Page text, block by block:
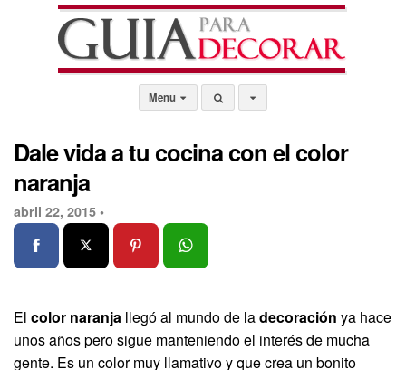
Menu
Dale vida a tu cocina con el color
naranja
abril 22, 2015 •
El color naranja llegó al mundo de ladecoración ya hace
unos años pero sigue manteniendo el interés de mucha
gente. Es un color muy llamativo y que crea un bonito